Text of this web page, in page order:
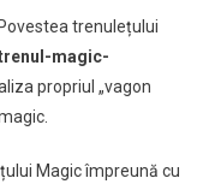
trenulețului
magic-
propriul „vagon
Magic împreună cu